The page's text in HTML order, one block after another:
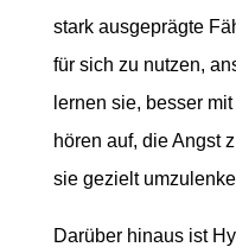
stark ausgeprägte
für sich zu nutzen,
lernen sie, besser
hören auf, die Angst
sie gezielt
Darüber hinaus ist